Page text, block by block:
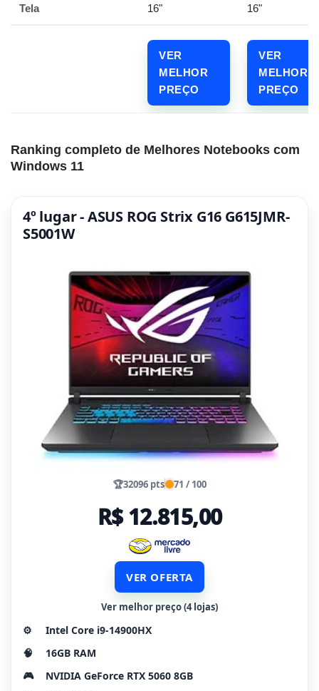
Tela 16" 16"
VER
MELHOR
PREÇO
VER
MELHOR
PREÇO
Ranking completo de Melhores Notebooks com
Windows 11
4º lugar - ASUS ROG Strix G16 G615JMR-
S5001W
🏆32096 pts 71 / 100
R$ 12.815,00
VER OFERTA
Ver melhor preço (4 lojas)
⚙️
Intel Core i9-14900HX
🧠
16GB RAM
🎮
NVIDIA GeForce RTX 5060 8GB